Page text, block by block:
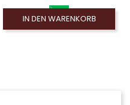
IN DEN WARENKORB